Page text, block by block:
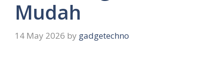
Mudah
14 May 2026 by gadgetechno